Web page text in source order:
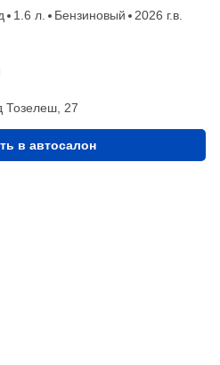
1.6 л. Бензиновый
2026 г.в.
​Тозелеш, 27
в автосалон